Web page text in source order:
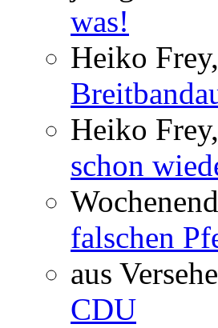
was!
Heiko
Heiko
schon
falschen
aus
CDU